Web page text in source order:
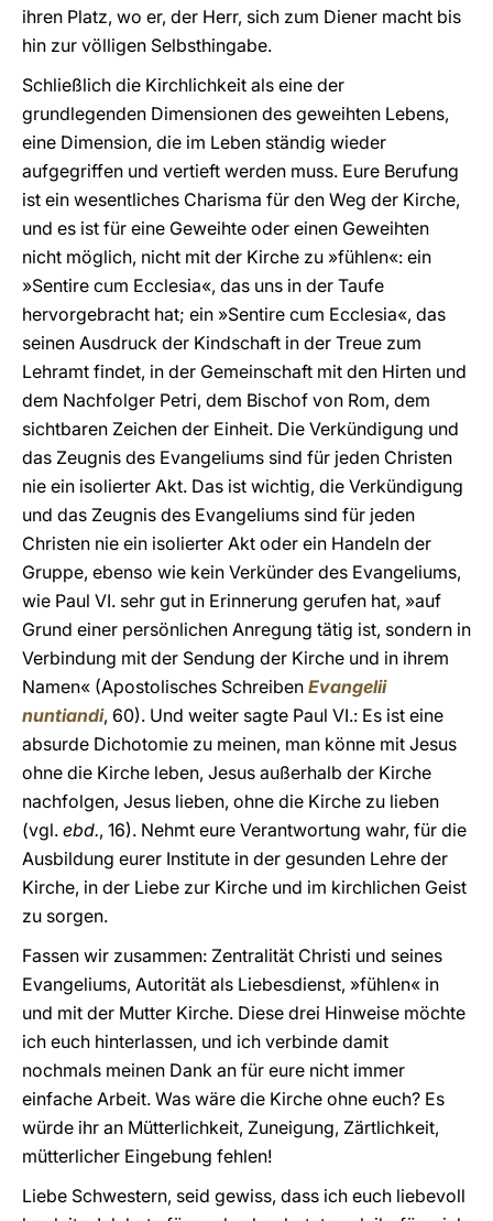
ihren Platz, wo er, der Herr, sich zum Diener macht bis
hin zur völligen Selbsthingabe.
Schließlich die Kirchlichkeit als eine der
grundlegenden Dimensionen des geweihten Lebens,
eine Dimension, die im Leben ständig wieder
aufgegriffen und vertieft werden muss. Eure Berufung
ist ein wesentliches Charisma für den Weg der Kirche,
und es ist für eine Geweihte oder einen Geweihten
nicht möglich, nicht mit der Kirche zu »fühlen«: ein
»Sentire cum Ecclesia«, das uns in der Taufe
hervorgebracht hat; ein »Sentire cum Ecclesia«, das
seinen Ausdruck der Kindschaft in der Treue zum
Lehramt findet, in der Gemeinschaft mit den Hirten und
dem Nachfolger Petri, dem Bischof von Rom, dem
sichtbaren Zeichen der Einheit. Die Verkündigung und
das Zeugnis des Evangeliums sind für jeden Christen
nie ein isolierter Akt. Das ist wichtig, die Verkündigung
und das Zeugnis des Evangeliums sind für jeden
Christen nie ein isolierter Akt oder ein Handeln der
Gruppe, ebenso wie kein Verkünder des Evangeliums,
wie Paul VI. sehr gut in Erinnerung gerufen hat, »auf
Grund einer persönlichen Anregung tätig ist, sondern in
Verbindung mit der Sendung der Kirche und in ihrem
Namen« (Apostolisches Schreiben Evangelii
nuntiandi, 60). Und weiter sagte Paul VI.: Es ist eine
absurde Dichotomie zu meinen, man könne mit Jesus
ohne die Kirche leben, Jesus außerhalb der Kirche
nachfolgen, Jesus lieben, ohne die Kirche zu lieben
(vgl. ebd., 16). Nehmt eure Verantwortung wahr, für die
Ausbildung eurer Institute in der gesunden Lehre der
Kirche, in der Liebe zur Kirche und im kirchlichen Geist
zu sorgen.
Fassen wir zusammen: Zentralität Christi und seines
Evangeliums, Autorität als Liebesdienst, »fühlen« in
und mit der Mutter Kirche. Diese drei Hinweise möchte
ich euch hinterlassen, und ich verbinde damit
nochmals meinen Dank an für eure nicht immer
einfache Arbeit. Was wäre die Kirche ohne euch? Es
würde ihr an Mütterlichkeit, Zuneigung, Zärtlichkeit,
mütterlicher Eingebung fehlen!
Liebe Schwestern, seid gewiss, dass ich euch liebevoll